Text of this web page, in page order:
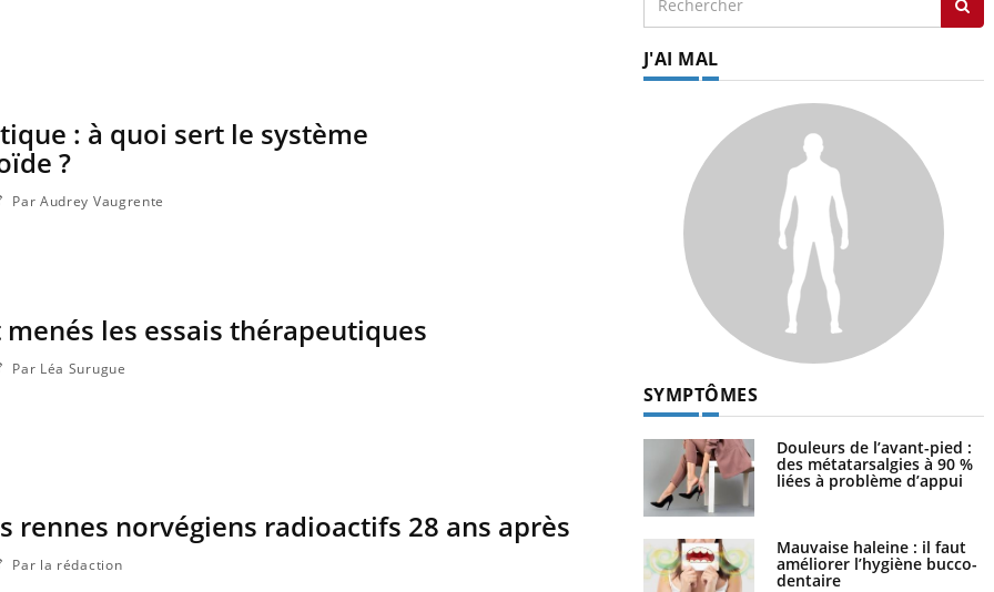
: à quoi sert le système
?
Par Audrey Vaugrente
les essais thérapeutiques
Par Léa Surugue
rennes norvégiens radioactifs 28 ans après
Par la rédaction
J'AI MAL
SYMPTÔMES
Douleurs de l’avant-pied :
des métatarsalgies à 90 %
liées à problème d’appui
Mauvaise haleine : il faut
améliorer l’hygiène bucco-
dentaire